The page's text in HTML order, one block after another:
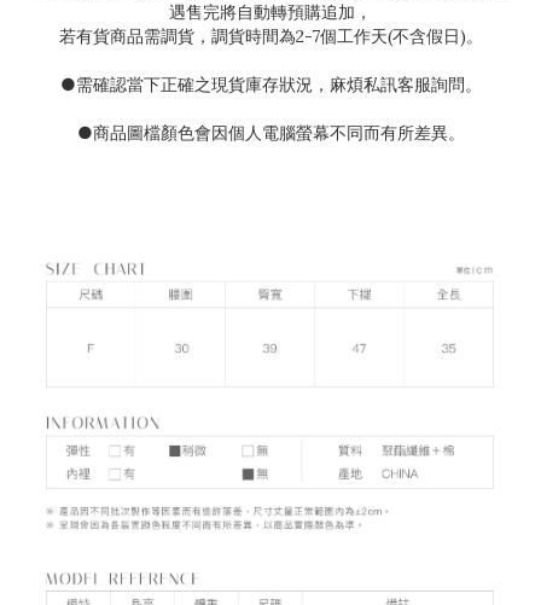
遇售完將自動轉預購追加，
若有貨商品需調貨，調貨時間為2-7個工作天(不含假日)。
●需確認當下正確之現貨庫存狀況，麻煩私訊客服詢問。
●商品圖檔顏色會因個人電腦螢幕不同而有所差異。